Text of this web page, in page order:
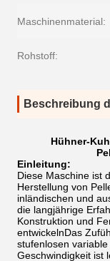
Maschinenmaterial:
Rohstoff:
Beschreibung
Hühner-
Einleitung:
Diese Maschine ist
Herstellung von
inländischen und
die langjährige
Konstruktion und
entwickelnDas
stufenlosen
Geschwindigkeit ist